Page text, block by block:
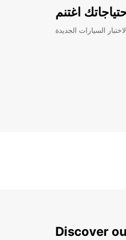
اغتنم
السيارات الجديدة
Discover